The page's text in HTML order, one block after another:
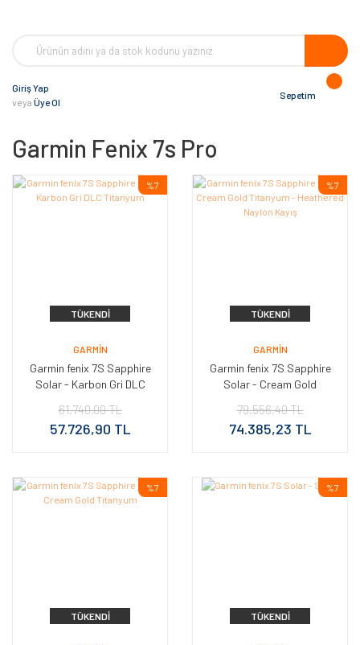
Giriş Yap
veya Üye Ol
Sepetim
Garmin Fenix 7s Pro
TÜKENDI
GARMIN
Garmin fenix 7S Sapphire
Solar - Karbon Gri DLC
%7
61.740,00 TL
57.726,90 TL
TÜKENDI
GARMIN
Garmin fenix 7S Sapphire
Solar - Cream Gold
Naylon Kayış
%7
79.556,40 TL
74.385,23 TL
TÜKENDI
%7
TÜKENDI
%7